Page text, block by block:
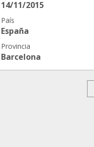
14/11/2015
País
España
Provincia
Barcelona